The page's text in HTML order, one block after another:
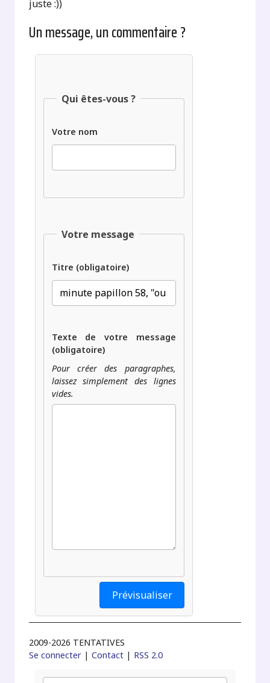
juste :))
Un message, un commentaire ?
Qui êtes-vous ?
Votre nom
Votre message
Titre (obligatoire)
Texte de votre message
(obligatoire)
Pour créer des paragraphes,
laissez simplement des lignes
vides.
2009-2026 TENTATIVES
Se connecter |Contact | RSS 2.0